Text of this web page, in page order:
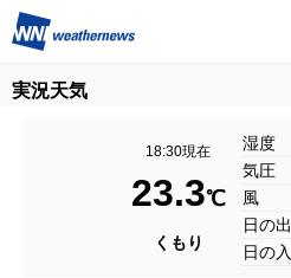
実況天気
18:30現在
23.3℃
くもり
湿度
気圧
風
日の出
日の入